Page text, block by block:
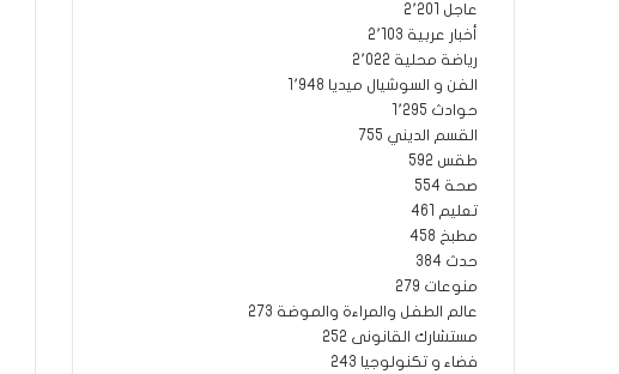
عاجل
2٬201
أخبار عربية 2٬103
رياضة محلية 2٬022
الفن و السوشيال ميديا 1٬948
حوادث 1٬295
القسم الديني 755
طقس 592
صحة 554
تعليم
461
مطبخ 458
حدث 384
منوعات 279
عالم الطفل والمراءة والموضة 273
مستشارك القانونى 252
فضاء و تكنولوجيا 243